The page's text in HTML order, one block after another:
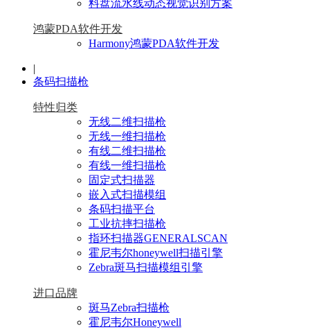
料盘流水线动态视觉识别方案
鸿蒙PDA软件开发
Harmony鸿蒙PDA软件开发
|
条码扫描枪
特性归类
无线二维扫描枪
无线一维扫描枪
有线二维扫描枪
有线一维扫描枪
固定式扫描器
嵌入式扫描模组
条码扫描平台
工业抗摔扫描枪
指环扫描器GENERALSCAN
霍尼韦尔honeywell扫描引擎
Zebra斑马扫描模组引擎
进口品牌
斑马Zebra扫描枪
霍尼韦尔Honeywell